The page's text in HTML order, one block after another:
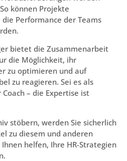
können Projekte
Performance der Teams
bietet die Zusammenarbeit
die Möglichkeit, ihr
zu optimieren und auf
zu reagieren. Sei es als
– die Expertise ist
stöbern, werden Sie sicherlich
zu diesem und anderen
helfen, Ihre HR-Strategien